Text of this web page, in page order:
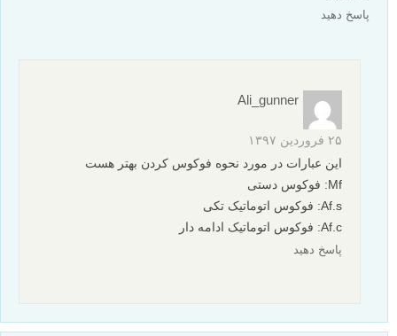
پاسخ دهید
Ali_gunner
۲۵ فروردین ۱۳۹۷
این عبارات در مورد نحوه فوکوس کردن بهتر هست
Mf: فوکوس دستی
Af.s: فوکوس اتوماتیک تکی
Af.c: فوکوس اتوماتیک ادامه دار
پاسخ دهید